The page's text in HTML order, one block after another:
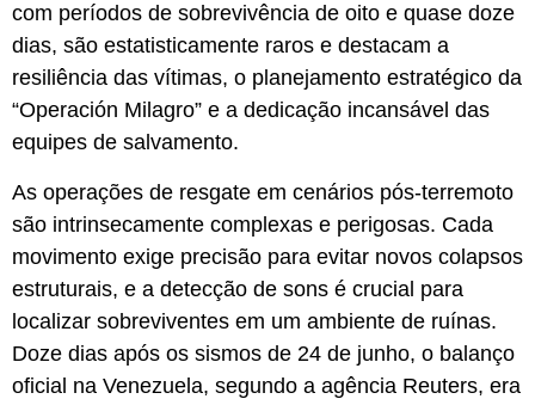
com períodos de sobrevivência de oito e quase doze
dias, são estatisticamente raros e destacam a
resiliência das vítimas, o planejamento estratégico da
“Operación Milagro” e a dedicação incansável das
equipes de salvamento.
As operações de resgate em cenários pós-terremoto
são intrinsecamente complexas e perigosas. Cada
movimento exige precisão para evitar novos colapsos
estruturais, e a detecção de sons é crucial para
localizar sobreviventes em um ambiente de ruínas.
Doze dias após os sismos de 24 de junho, o balanço
oficial na Venezuela, segundo a agência Reuters, era